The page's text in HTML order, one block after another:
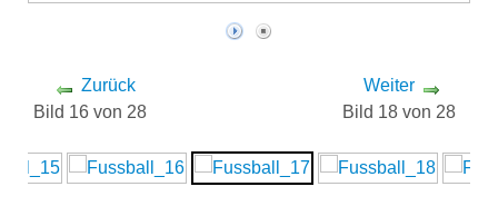
Zurück
Bild 16 von 28
Weiter
Bild 18 von 28